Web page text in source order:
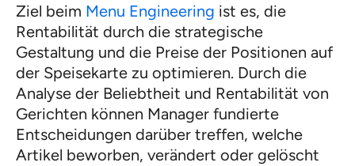
Ziel beim Menu Engineering ist es, die
Rentabilität durch die strategische
Gestaltung und die Preise der Positionen auf
der Speisekarte zu optimieren. Durch die
Analyse der Beliebtheit und Rentabilität von
Gerichten können Manager fundierte
Entscheidungen darüber treffen, welche
Artikel beworben, verändert oder gelöscht